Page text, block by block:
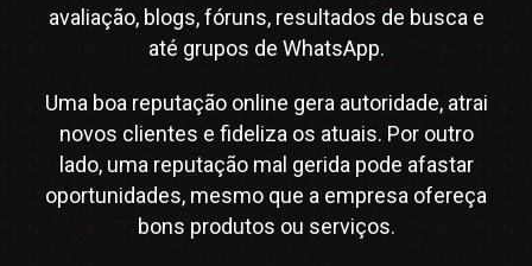
avaliação, blogs, fóruns, resultados de busca e
até grupos de WhatsApp.
Uma boa reputação online gera autoridade, atrai
novos clientes e fideliza os atuais. Por outro
lado, uma reputação mal gerida pode afastar
oportunidades, mesmo que a empresa ofereça
bons produtos ou serviços.